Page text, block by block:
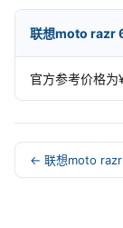
联想moto razr
官方参考价格为